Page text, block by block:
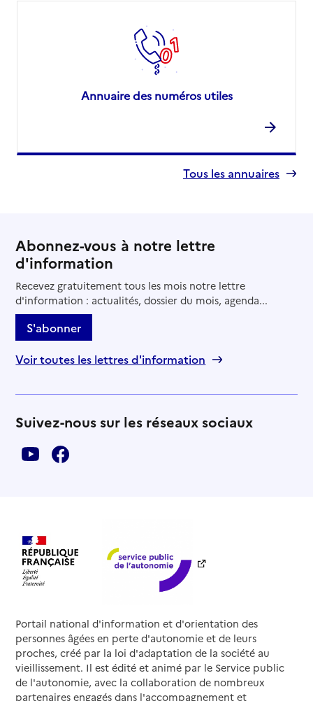
Annuaire des numéros utiles
Tous les annuaires
Abonnez-vous à notre lettre
d'information
Recevez gratuitement tous les mois notre lettre
d'information : actualités, dossier du mois, agenda...
S'abonner
Voir toutes les lettres d'information
Suivez-nous sur les réseaux sociaux
Portail national d'information et d'orientation des
personnes âgées en perte d'autonomie et de leurs
proches, créé par la loi d'adaptation de la société au
vieillissement. Il est édité et animé par le Service public
de l'autonomie, avec la collaboration de nombreux
partenaires engagés dans l'accompagnement et